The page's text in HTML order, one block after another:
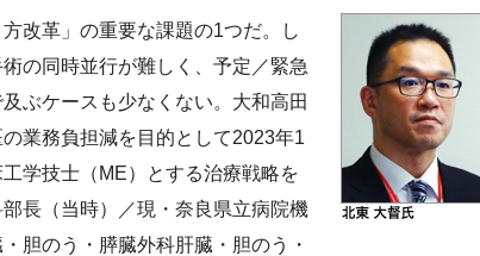
改革」の重要な課題の1つだ。し
の同時並行が難しく、予定／緊急
ぶケースも少なくない。大和高田
業務負担減を目的として2023年1
学技士（ME）とする治療戦略を
長（当時）／現・奈良県立病院機
胆のう・膵臓外科肝臓・胆のう・